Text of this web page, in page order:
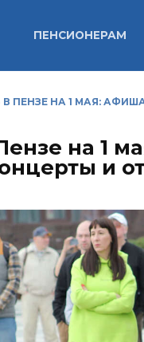
ПЕНСИОНЕРАМ
ПЕНЗЕ НА 1 МАЯ:
на 1
и